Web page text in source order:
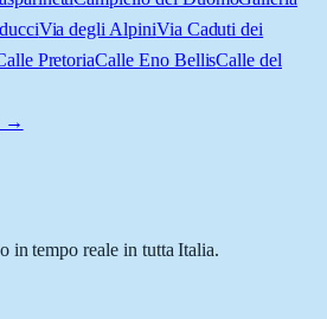
Via degli AlpiniVia Caduti dei
PretoriaCalle Eno BellisCalle del
→
in tempo reale in tutta Italia.